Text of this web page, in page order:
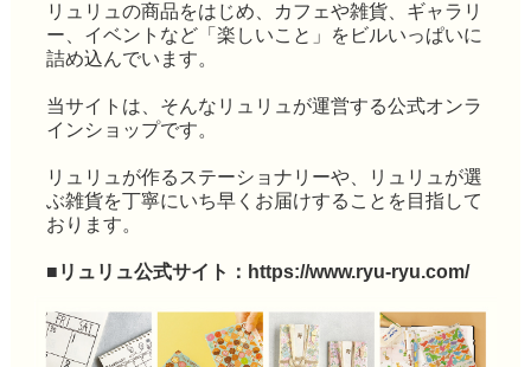
リュリュの商品をはじめ、カフェや雑貨、ギャラリ
ー、イベントなど「楽しいこと」をビルいっぱいに
詰め込んでいます。
当サイトは、そんなリュリュが運営する公式オンラ
インショップです。
リュリュが作るステーショナリーや、リュリュが選
ぶ雑貨を丁寧にいち早くお届けすることを目指して
おります。
■リュリュ公式サイト： https://www.ryu-ryu.com/